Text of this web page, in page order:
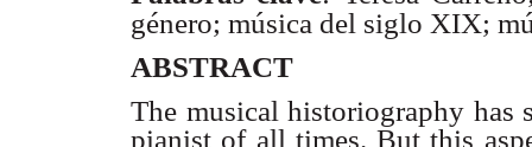
género; música del siglo XIX;
ABSTRACT
The musical historiography has
pianist of all times. But this